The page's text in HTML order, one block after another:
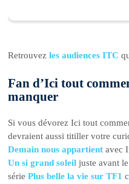
Retrouvezles audiences ITC
Fan d’Ici tout
manquer
Si vous dévorez Ici tout
devraient aussi titiller votre
Demain nous appartientavec
Un si grand soleil juste avant
sériePlus belle la vie sur TF1